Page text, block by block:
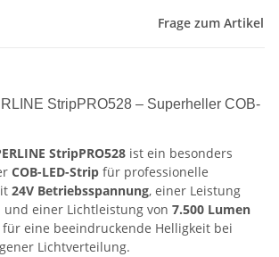
Frage zum Artikel
StripPRO528 – Superheller COB-
StripPRO528 ist ein besonders
COB-LED-Strip für professionelle
24V Betriebsspannung, einer Leistung
und einer Lichtleistung von 7.500 Lumen
eine beeindruckende Helligkeit bei
Lichtverteilung.